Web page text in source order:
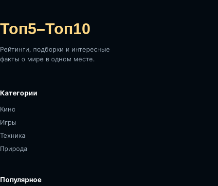
Топ5–Топ10
Рейтинги, подборки и интересные
факты о мире в одном месте.
Категории
Кино
Игры
Техника
Природа
Популярное